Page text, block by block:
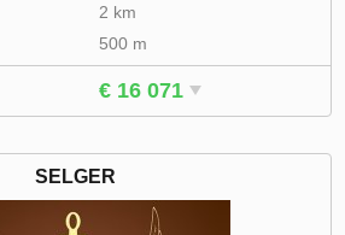
2 km
500 m
€ 16 071
SELGER